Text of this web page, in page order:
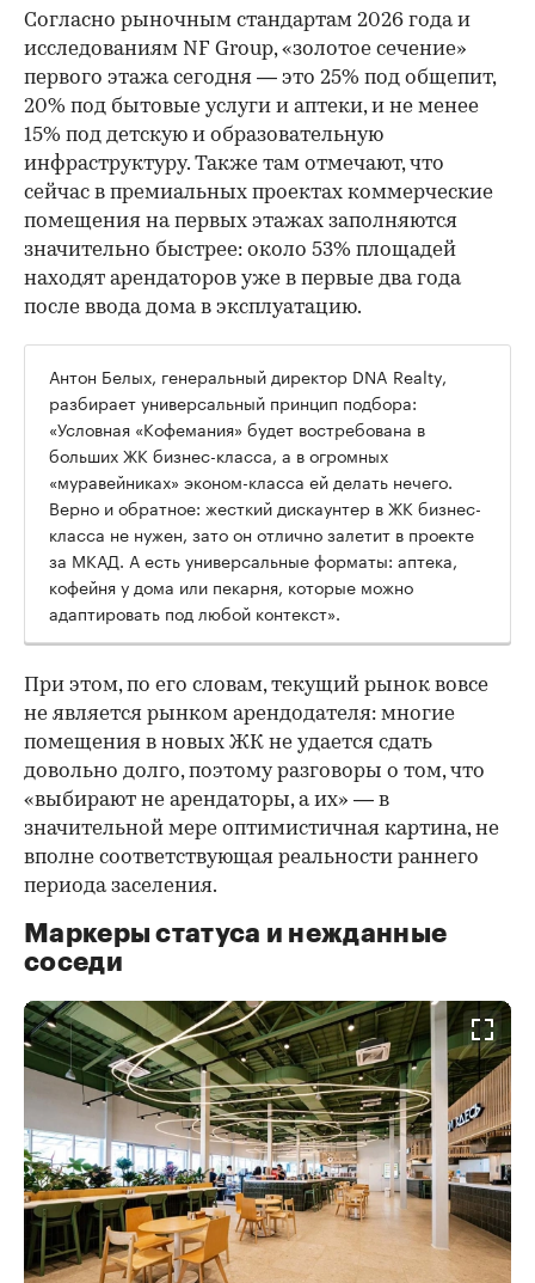
Согласно рыночным стандартам 2026 года и
исследованиям NF Group, «золотое сечение»
первого этажа сегодня — это 25% под общепит,
20% под бытовые услуги и аптеки, и не менее
15% под детскую и образовательную
инфраструктуру. Также там отмечают, что
сейчас в премиальных проектах коммерческие
помещения на первых этажах заполняются
значительно быстрее: около 53% площадей
находят арендаторов уже в первые два года
после ввода дома в эксплуатацию.
Антон Белых, генеральный директор DNA Realty,
разбирает универсальный принцип подбора:
«Условная «Кофемания» будет востребована в
больших ЖК бизнес-класса, а в огромных
«муравейниках» эконом-класса ей делать нечего.
Верно и обратное: жесткий дискаунтер в ЖК бизнес-
класса не нужен, зато он отлично залетит в проекте
за МКАД. А есть универсальные форматы: аптека,
кофейня у дома или пекарня, которые можно
адаптировать под любой контекст».
При этом, по его словам, текущий рынок вовсе
не является рынком арендодателя: многие
помещения в новых ЖК не удается сдать
довольно долго, поэтому разговоры о том, что
«выбирают не арендаторы, а их» — в
значительной мере оптимистичная картина, не
вполне соответствующая реальности раннего
периода заселения.
Маркеры статуса и нежданные
соседи